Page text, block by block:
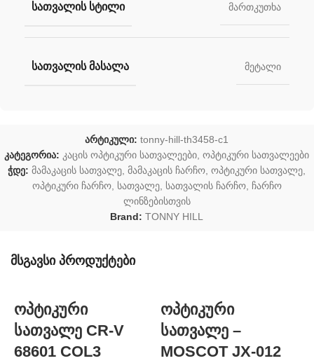
ᲡᲐᲗᲕᲐᲚᲘᲡ ᲡᲢᲘᲚᲘ მართკუთხა
ᲡᲐᲗᲕᲐᲚᲘᲡ ᲛᲐᲡᲐᲚᲐ მეტალი
არტიკული:tonny-hill-th3458-c1
კატეგორია: კაცის ოპტიკური სათვალეები, ოპტიკური სათვალეები
ჭდე: მამაკაცის სათვალე, მამაკაცის ჩარჩო, ოპტიკური სათვალე,
ოპტიკური ჩარჩო, სათვალე, სათვალის ჩარჩო, ჩარჩო
ლინზებისთვის
Brand:TONNY HILL
მსგავსი პროდუქტები
ოპტიკური
სათვალე CR-V
68601 COL3
ოპტიკური
სათვალე –
MOSCOT JX-012